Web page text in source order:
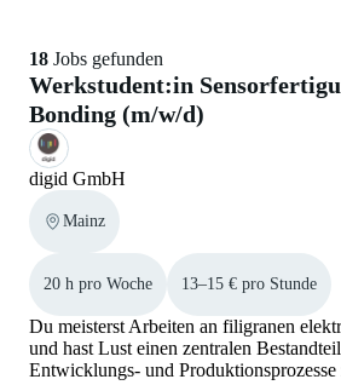
18 Jobs gefunden
Werkstudent:in
Bonding (m/w/d)
digid GmbH
Mainz
20 h pro Woche 13–15 € pro Stunde
Du meisterst Arbeiten an filigranen
und hast Lust einen zentralen
Entwicklungs- und Produktionsprozesse